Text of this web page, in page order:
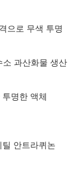
으로 무색 투명
과산화물 생산
명한 액체
안트라퀴논